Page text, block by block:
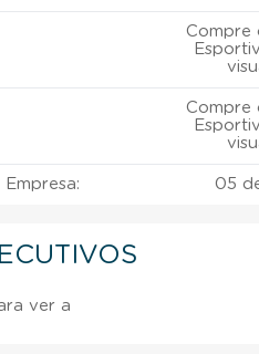
Compre
Compre
05
ver a